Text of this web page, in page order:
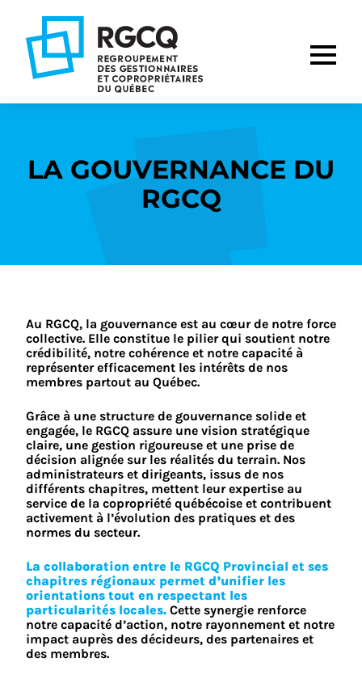
navigation
principale
contenu
LA GOUVERNANCE DU
RGCQ
Au RGCQ, la gouvernance est au cœur de notre force
collective. Elle constitue le pilier qui soutient notre
crédibilité, notre cohérence et notre capacité à
représenter efficacement les intérêts de nos
membres partout au Québec.
Grâce à une structure de gouvernance solide et
engagée, le RGCQ assure une vision stratégique
claire, une gestion rigoureuse et une prise de
décision alignée sur les réalités du terrain. Nos
administrateurs et dirigeants, issus de nos
différents chapitres, mettent leur expertise au
service de la copropriété québécoise et contribuent
activement à l’évolution des pratiques et des
normes du secteur.
La collaboration entre le RGCQ Provincial et ses
chapitres régionaux permet d’unifier les
orientations tout en respectant les
particularités locales. Cette synergie renforce
notre capacité d’action, notre rayonnement et notre
impact auprès des décideurs, des partenaires et
des membres.